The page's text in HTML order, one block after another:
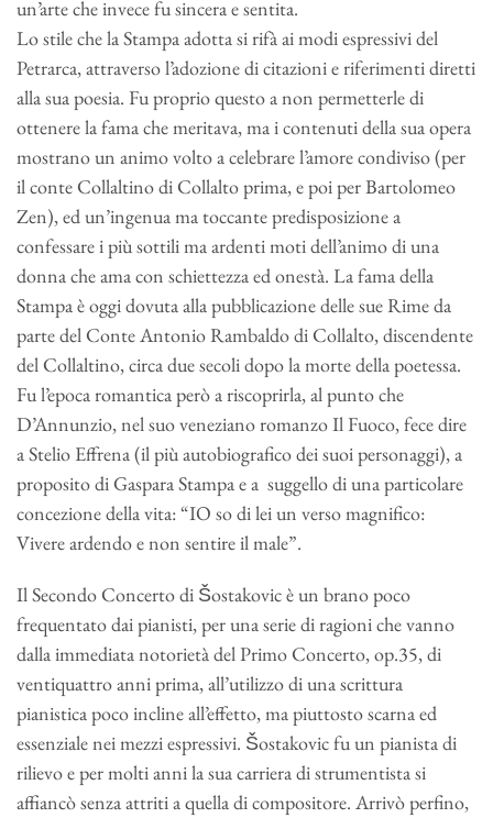
un’arte che invece fu sincera e sentita.
Lo stile che la Stampa adotta si rifà ai modi espressivi del
Petrarca, attraverso l’adozione di citazioni e riferimenti diretti
alla sua poesia. Fu proprio questo a non permetterle di
ottenere la fama che meritava, ma i contenuti della sua opera
mostrano un animo volto a celebrare l’amore condiviso (per
il conte Collaltino di Collalto prima, e poi per Bartolomeo
Zen), ed un’ingenua ma toccante predisposizione a
confessare i più sottili ma ardenti moti dell’animo di una
donna che ama con schiettezza ed onestà. La fama della
Stampa è oggi dovuta alla pubblicazione delle sue Rime da
parte del Conte Antonio Rambaldo di Collalto, discendente
del Collaltino, circa due secoli dopo la morte della poetessa.
Fu l’epoca romantica però a riscoprirla, al punto che
D’Annunzio, nel suo veneziano romanzo Il Fuoco, fece dire
a Stelio Effrena (il più autobiografico dei suoi personaggi), a
proposito di Gaspara Stampa e a suggello di una particolare
concezione della vita: “IO so di lei un verso magnifico:
Vivere ardendo e non sentire il male”.
Il Secondo Concerto di Šostakovic è un brano poco
frequentato dai pianisti, per una serie di ragioni che vanno
dalla immediata notorietà del Primo Concerto, op.35, di
ventiquattro anni prima, all’utilizzo di una scrittura
pianistica poco incline all’effetto, ma piuttosto scarna ed
essenziale nei mezzi espressivi. Šostakovic fu un pianista di
rilievo e per molti anni la sua carriera di strumentista si
affiancò senza attriti a quella di compositore. Arrivò perfino,